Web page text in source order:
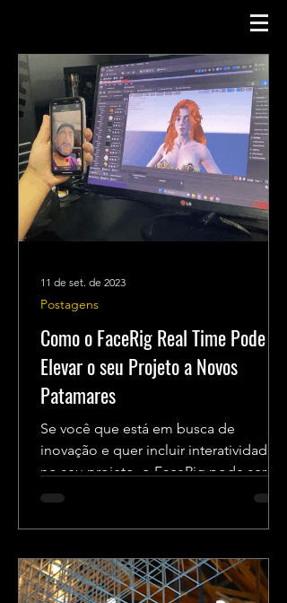
Como o FaceRig Real Time Pode
Elevar o seu Projeto a Novos
Patamares
Se você que está em busca de
inovação e quer incluir interatividade
no seu projeto, o FaceRig pode ser a
solução perfeita! Abaixo, vamos...
Postagens
11 de set. de 2023